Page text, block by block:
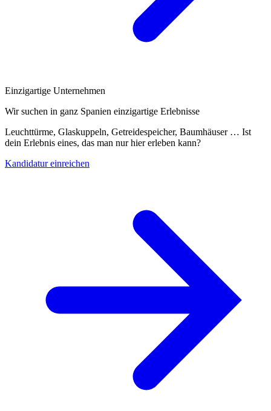
Einzigartige Unternehmen
Wir suchen in ganz Spanien einzigartige Erlebnisse
Leuchttürme, Glaskuppeln, Getreidespeicher, Baumhäuser … Ist
dein Erlebnis eines, das man nur hier erleben kann?
Kandidatur einreichen